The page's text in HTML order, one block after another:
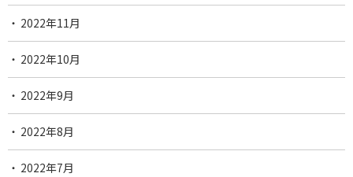
2022年11月
2022年10月
2022年9月
2022年8月
2022年7月